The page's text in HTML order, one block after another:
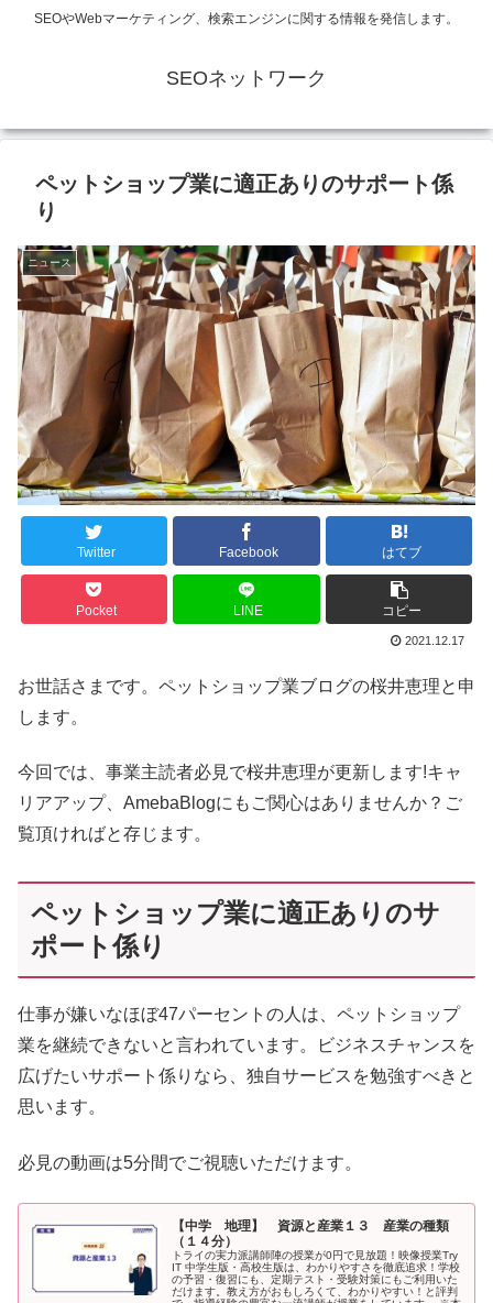
SEOやWebマーケティング、検索エンジンに関する情報を発信します。
SEOネットワーク
ペットショップ業に適正ありのサポート係
り
ニュース
Twitter Facebook はてブ
Pocket LINE コピー
2021.12.17
お世話さまです。ペットショップ業ブログの桜井恵理と申
します。
今回では、事業主読者必見で桜井恵理が更新します!キャ
リアアップ、AmebaBlogにもご関心はありませんか？ご
覧頂ければと存じます。
ペットショップ業に適正ありのサ
ポート係り
仕事が嫌いなほぼ47パーセントの人は、ペットショップ
業を継続できないと言われています。ビジネスチャンスを
広げたいサポート係りなら、独自サービスを勉強すべきと
思います。
必見の動画は5分間でご視聴いただけます。
【中学 地理】 資源と産業１３ 産業の種類
（１４分）
トライの実力派講師陣の授業が0円で見放題！映像授業Try
IT 中学生版・高校生版は、わかりやすさを徹底追求！学校
の予習・復習にも、定期テスト・受験対策にもご利用いた
だけます。教え方がおもしろくて、わかりやすい！と評判